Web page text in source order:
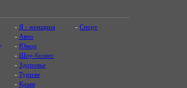
- Я - женщина
- Авто
- Юмор
- Шоу-бизнес
- Здоровье
- Туризм
- Крым
-Спорт